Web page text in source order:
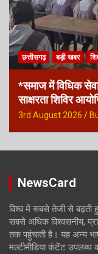
छत्तीसगढ़ बड़ी खबर
*समाज में विधिक
साक्षरता शिविर
3rd August 2026
NewsCard
विश्व में सबसे तेजी से बढ़ती
सबसे अधिक विश्वसनीय,
तक पहुंचाती है। यह अन्य
मल्टीमीडिया कंटेंट उपलब्ध